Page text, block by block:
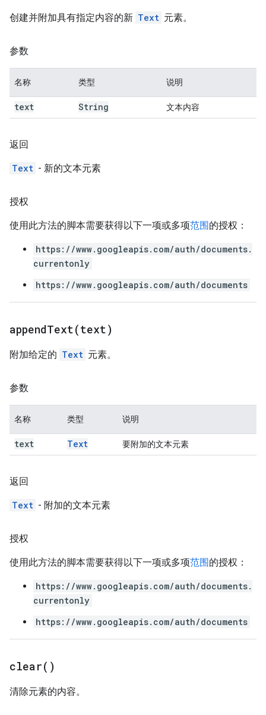
创建并附加具有指定内容的新 Text 元素。
参数
名称 类型 说明
text String 文本内容
返回
Text - 新的文本元素
授权
使用此方法的脚本需要获得以下一项或多项范围的授权：
https://www.googleapis.com/auth/documents.
currentonly
https://www.googleapis.com/auth/documents
appendText(text)
附加给定的 Text 元素。
参数
名称 类型 说明
text Text 要附加的文本元素
返回
Text - 附加的文本元素
授权
使用此方法的脚本需要获得以下一项或多项范围的授权：
https://www.googleapis.com/auth/documents.
currentonly
https://www.googleapis.com/auth/documents
clear( )
清除元素的内容。